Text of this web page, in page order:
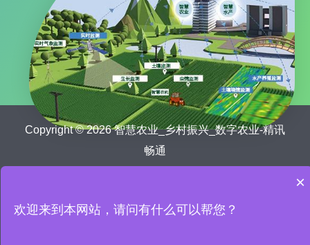
Copyright © 2026 智慧农业_乡村振兴_数字农业-精讯
畅通
数字乡村解决方案
智慧农业设备
×
欢迎来到本网站，请问有什么可以帮您？